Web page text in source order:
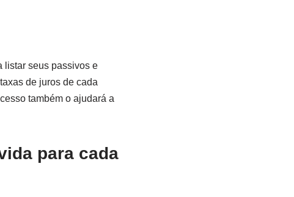
listar seus passivos e
de juros de cada
também o ajudará a
para cada